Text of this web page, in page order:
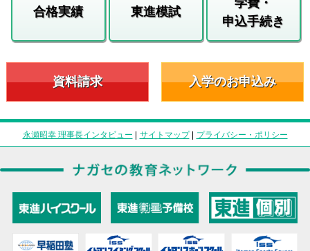
合格実績 東進模試
申込手続き
資料請求 入学のお申込み
永瀬昭幸 理事長インタビュー | サイトマップ| プライバシー・ポリシー